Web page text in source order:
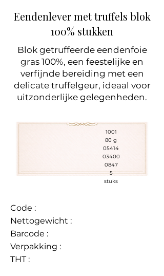
Eendenlever met truffels blok
100% stukken
Blok getruffeerde eendenfoie
gras 100%, een feestelijke en
verfijnde bereiding met een
delicate truffelgeur, ideaal voor
uitzonderlijke gelegenheden.
1001
80 g
05414
03400
0847
5
stuks
Code :
Nettogewicht :
Barcode :
Verpakking :
THT :